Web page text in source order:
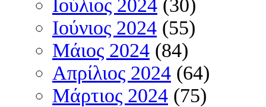
Ιούλιος 2024 (30)
Ιούνιος 2024 (55)
Μάιος 2024 (84)
Απρίλιος 2024 (64)
Μάρτιος 2024 (75)